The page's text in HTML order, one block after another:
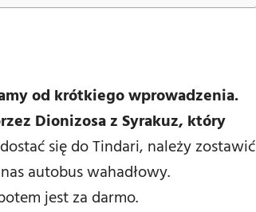
od krótkiego wprowadzenia.
Dionizosa z Syrakuz, który
się do Tindari, należy zostawić
autobus wahadłowy.
jest za darmo.